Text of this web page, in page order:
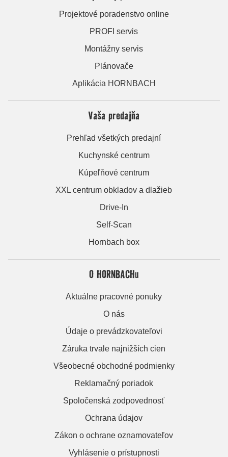
Projektové poradenstvo online
PROFI servis
Montážny servis
Plánovače
Aplikácia HORNBACH
Vaša predajňa
Prehľad všetkých predajní
Kuchynské centrum
Kúpeľňové centrum
XXL centrum obkladov a dlažieb
Drive-In
Self-Scan
Hornbach box
O HORNBACHu
Aktuálne pracovné ponuky
O nás
Údaje o prevádzkovateľovi
Záruka trvale najnižších cien
Všeobecné obchodné podmienky
Reklamačný poriadok
Spoločenská zodpovednosť
Ochrana údajov
Zákon o ochrane oznamovateľov
Vyhlásenie o prístupnosti